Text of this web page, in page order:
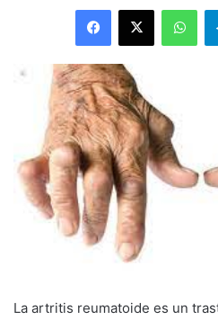
Facebook
X
La artritis reumatoide es un